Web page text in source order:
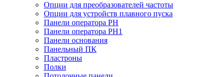
Опции для преобразователей частоты
Опции для устройств плавного пуска
Панели оператора PH
Панели оператора PH1
Панели основания
Панельный ПК
Пластроны
Полки